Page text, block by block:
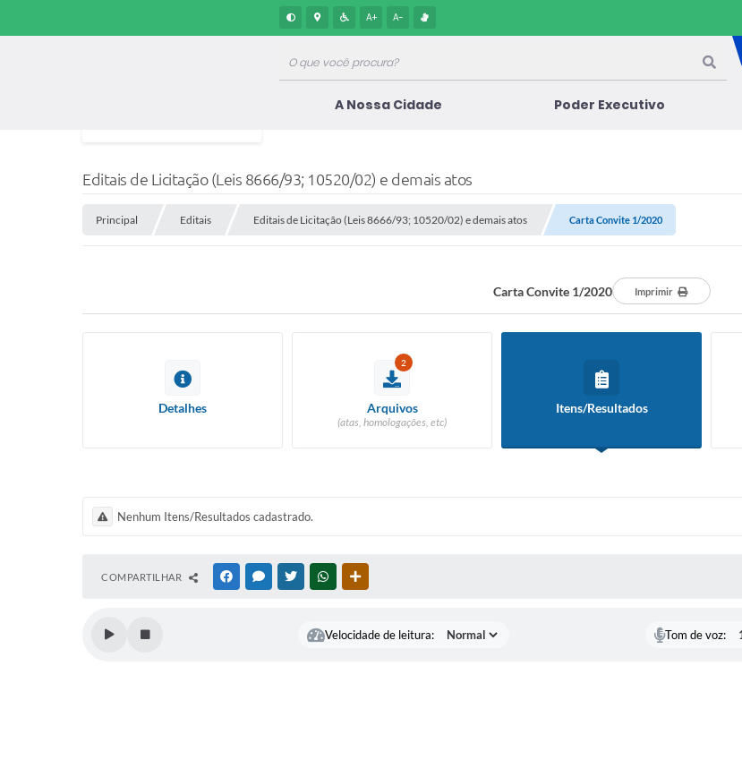
A+ A-
A Nossa Cidade Poder Executivo
Editais de Licitação (Leis 8666/93; 10520/02) e demais atos
Principal Editais Editais de Licitação (Leis 8666/93; 10520/02) e demais atos Carta Convite 1/2020
Carta Convite 1/2020 Imprimir
Detalhes
2
Arquivos
(atas, homologações, etc)
Itens/Resultados
Nenhum Itens/Resultados cadastrado.
COMPARTILHAR FACEBOOKMESSENGER
TWITTERWHATSAPP
Velocidade de leitura: Tom de voz: